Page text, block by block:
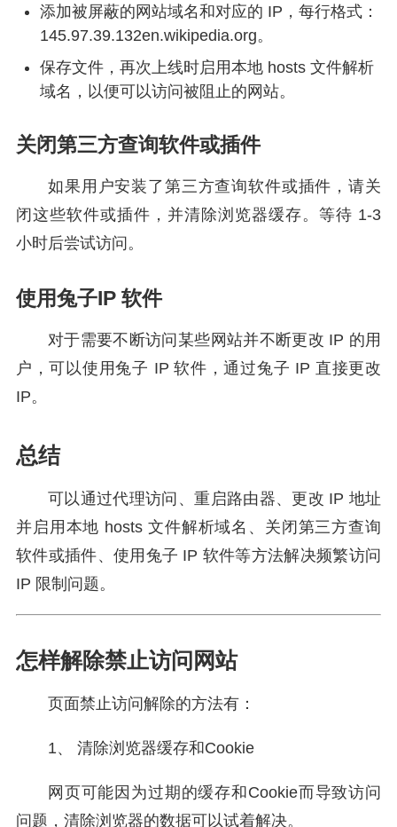
添加被屏蔽的网站域名和对应的 IP，每行格式：
145.97.39.132en.wikipedia.org。
保存文件，再次上线时启用本地 hosts 文件解析
域名，以便可以访问被阻止的网站。
关闭第三方查询软件或插件
如果用户安装了第三方查询软件或插件，请关
闭这些软件或插件，并清除浏览器缓存。等待 1-3
小时后尝试访问。
使用兔子IP 软件
对于需要不断访问某些网站并不断更改 IP 的用
户，可以使用兔子 IP 软件，通过兔子 IP 直接更改
IP。
总结
可以通过代理访问、重启路由器、更改 IP 地址
并启用本地 hosts 文件解析域名、关闭第三方查询
软件或插件、使用兔子 IP 软件等方法解决频繁访问
IP 限制问题。
怎样解除禁止访问网站
页面禁止访问解除的方法有：
1、 清除浏览器缓存和Cookie
网页可能因为过期的缓存和Cookie而导致访问
问题，清除浏览器的数据可以试着解决。